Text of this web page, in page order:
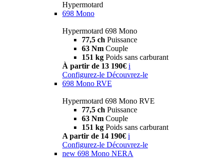
Hypermotard
698 Mono
Hypermotard 698 Mono
77,5 ch Puissance
63 Nm Couple
151 kg Poids sans carburant
À partir de 13 190€ i
Configurez-le Découvrez-le
698 Mono RVE
Hypermotard 698 Mono RVE
77,5 ch Puissance
63 Nm Couple
151 kg Poids sans carburant
A partir de 14 190€ i
Configurez-le Découvrez-le
new 698 Mono NERA